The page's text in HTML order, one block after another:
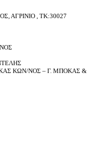
ΑΓΡΙΝΙΟ , ΤΚ:30027
ΚΩΝ/ΝΟΣ – Γ. ΜΠΟΚΑΣ &